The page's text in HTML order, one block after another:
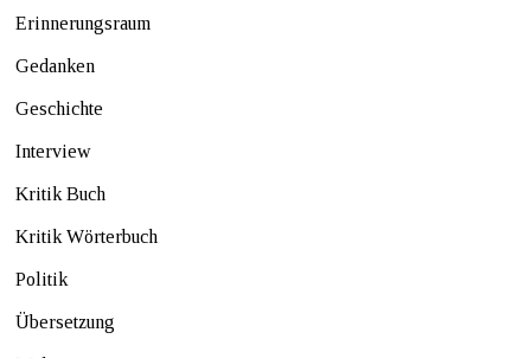
Erinnerungsraum
Gedanken
Geschichte
Interview
Kritik Buch
Kritik Wörterbuch
Politik
Übersetzung